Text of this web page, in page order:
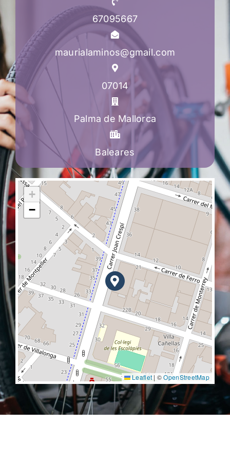
67095667
maurialaminos@gmail.com
07014
Palma de Mallorca
Baleares
+
−
Leaflet | ©OpenStreetMap